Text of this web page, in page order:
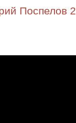
Поспелов